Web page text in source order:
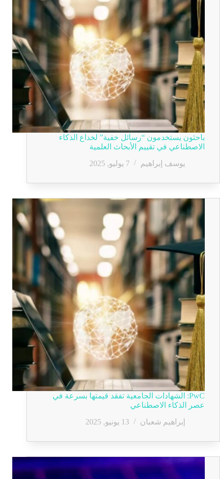
باحثون يستخدمون “رسائل خفية” لخداع الذكاء
الاصطناعي في تقييم الأبحاث العلمية
يوسف إبراهيم
7 يوليو, 2025
PwC: الشهادات الجامعية تفقد قيمتها بسرعة في
عصر الذكاء الاصطناعي
إبراهيم شعبان
13 يونيو, 2025